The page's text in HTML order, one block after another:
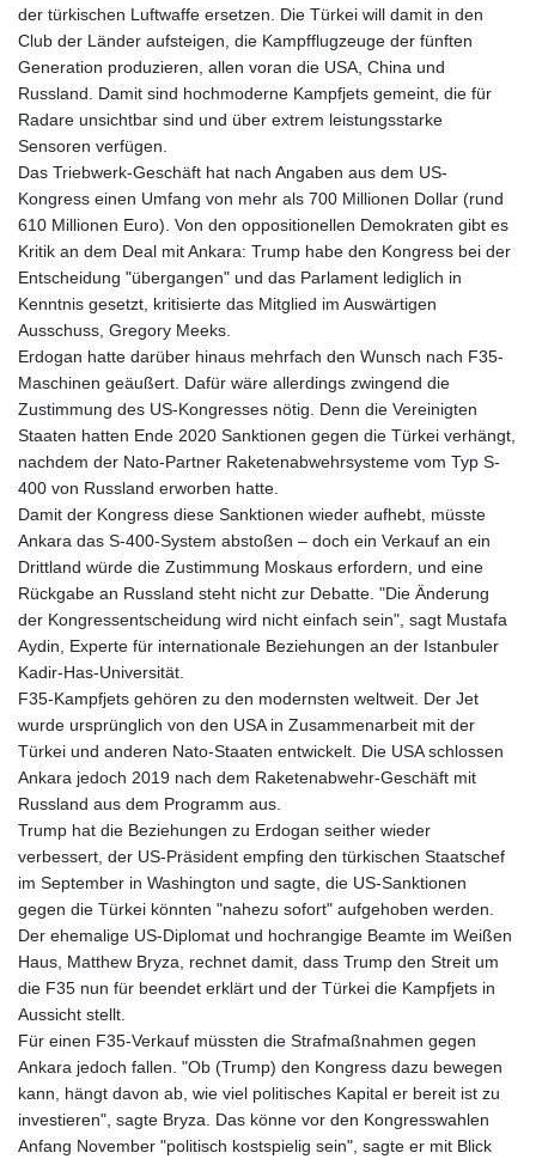
der türkischen Luftwaffe ersetzen. Die Türkei will damit in den
Club der Länder aufsteigen, die Kampfflugzeuge der fünften
Generation produzieren, allen voran die USA, China und
Russland. Damit sind hochmoderne Kampfjets gemeint, die für
Radare unsichtbar sind und über extrem leistungsstarke
Sensoren verfügen.
Das Triebwerk-Geschäft hat nach Angaben aus dem US-
Kongress einen Umfang von mehr als 700 Millionen Dollar (rund
610 Millionen Euro). Von den oppositionellen Demokraten gibt es
Kritik an dem Deal mit Ankara: Trump habe den Kongress bei der
Entscheidung "übergangen" und das Parlament lediglich in
Kenntnis gesetzt, kritisierte das Mitglied im Auswärtigen
Ausschuss, Gregory Meeks.
Erdogan hatte darüber hinaus mehrfach den Wunsch nach F35-
Maschinen geäußert. Dafür wäre allerdings zwingend die
Zustimmung des US-Kongresses nötig. Denn die Vereinigten
Staaten hatten Ende 2020 Sanktionen gegen die Türkei verhängt,
nachdem der Nato-Partner Raketenabwehrsysteme vom Typ S-
400 von Russland erworben hatte.
Damit der Kongress diese Sanktionen wieder aufhebt, müsste
Ankara das S-400-System abstoßen – doch ein Verkauf an ein
Drittland würde die Zustimmung Moskaus erfordern, und eine
Rückgabe an Russland steht nicht zur Debatte. "Die Änderung
der Kongressentscheidung wird nicht einfach sein", sagt Mustafa
Aydin, Experte für internationale Beziehungen an der Istanbuler
Kadir-Has-Universität.
F35-Kampfjets gehören zu den modernsten weltweit. Der Jet
wurde ursprünglich von den USA in Zusammenarbeit mit der
Türkei und anderen Nato-Staaten entwickelt. Die USA schlossen
Ankara jedoch 2019 nach dem Raketenabwehr-Geschäft mit
Russland aus dem Programm aus.
Trump hat die Beziehungen zu Erdogan seither wieder
verbessert, der US-Präsident empfing den türkischen Staatschef
im September in Washington und sagte, die US-Sanktionen
gegen die Türkei könnten "nahezu sofort" aufgehoben werden.
Der ehemalige US-Diplomat und hochrangige Beamte im Weißen
Haus, Matthew Bryza, rechnet damit, dass Trump den Streit um
die F35 nun für beendet erklärt und der Türkei die Kampfjets in
Aussicht stellt.
Für einen F35-Verkauf müssten die Strafmaßnahmen gegen
Ankara jedoch fallen. "Ob (Trump) den Kongress dazu bewegen
kann, hängt davon ab, wie viel politisches Kapital er bereit ist zu
investieren", sagte Bryza. Das könne vor den Kongresswahlen
Anfang November "politisch kostspielig sein", sagte er mit Blick